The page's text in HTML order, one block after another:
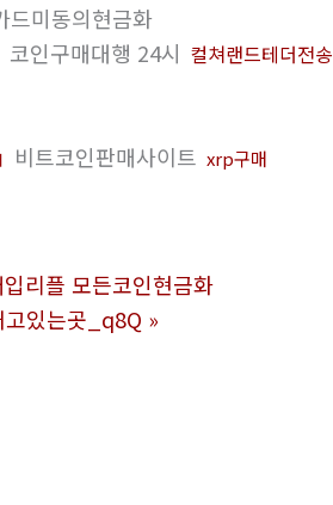
드미동의현금화
코인구매대행 24시 컬쳐랜드테더전송
비트코인판매사이트 xrp구매
리플 모든코인현금화
있는곳_q8Q »